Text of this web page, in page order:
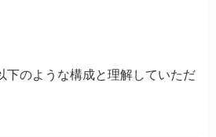
下のような構成と理解していただ